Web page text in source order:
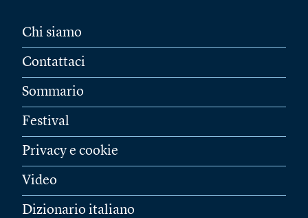
Chi siamo
Contattaci
Sommario
Festival
Privacy e cookie
Video
Dizionario italiano